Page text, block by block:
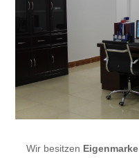
Wir besitzen Eigenmarke